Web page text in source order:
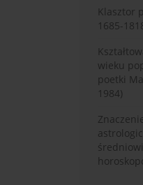
Klasztor
1685-
wieku
poetki
1984)